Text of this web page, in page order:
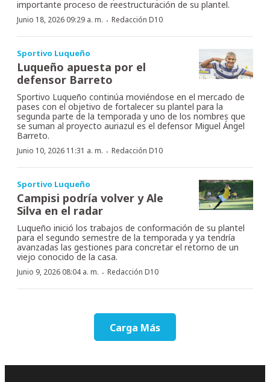
importante proceso de reestructuración de su plantel.
Junio 18, 2026 09:29 a. m. · Redacción D10
Sportivo Luqueño
Luqueño apuesta por el
defensor Barreto
Sportivo Luqueño continúa moviéndose en el mercado de
pases con el objetivo de fortalecer su plantel para la
segunda parte de la temporada y uno de los nombres que
se suman al proyecto auriazul es el defensor Miguel Ángel
Barreto.
Junio 10, 2026 11:31 a. m. · Redacción D10
Sportivo Luqueño
Campisi podría volver y Ale
Silva en el radar
Luqueño inició los trabajos de conformación de su plantel
para el segundo semestre de la temporada y ya tendría
avanzadas las gestiones para concretar el retorno de un
viejo conocido de la casa.
Junio 9, 2026 08:04 a. m. · Redacción D10
Carga Más